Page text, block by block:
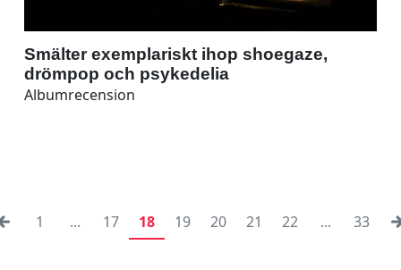
Smälter exemplariskt ihop shoegaze,
drömpop och psykedelia
Albumrecension
1 ... 17 18 19 20 21 22 ... 33